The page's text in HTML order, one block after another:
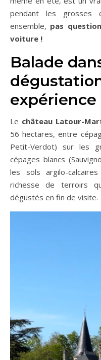
pendant les grosses
ensemble, pas
voiture !
Balade
expérience
Le château Latour-
56 hectares, entre
Petit-Verdot) sur les
cépages blancs
les sols argilo-
richesse de terroirs
dégustés en fin de visite.